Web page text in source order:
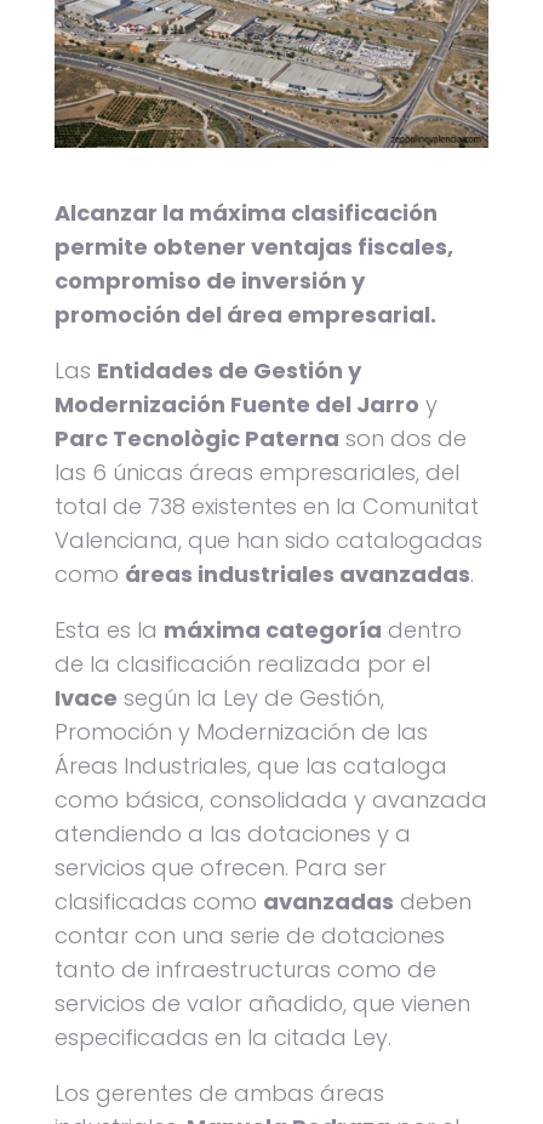
Alcanzar la máxima clasificación
permite obtener ventajas fiscales,
compromiso de inversión y
promoción del área empresarial.
Las Entidades de Gestión y
Modernización Fuente del Jarro y
Parc Tecnològic Paterna son dos de
las 6 únicas áreas empresariales, del
total de 738 existentes en la Comunitat
Valenciana, que han sido catalogadas
como áreas industriales avanzadas.
Esta es la máxima categoría dentro
de la clasificación realizada por el
Ivace según la Ley de Gestión,
Promoción y Modernización de las
Áreas Industriales, que las cataloga
como básica, consolidada y avanzada
atendiendo a las dotaciones y a
servicios que ofrecen. Para ser
clasificadas como avanzadas deben
contar con una serie de dotaciones
tanto de infraestructuras como de
servicios de valor añadido, que vienen
especificadas en la citada Ley.
Los gerentes de ambas áreas